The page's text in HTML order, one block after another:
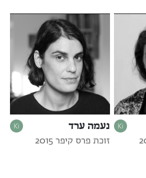
נעמה ערד
זוכת פרס קיפר 2015